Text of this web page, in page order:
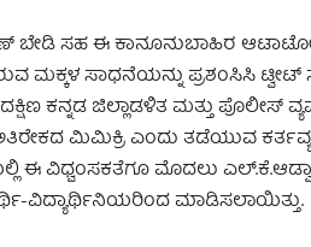
ಬೇಡಿ ಸಹ ಈ ಕಾನೂನುಬಾಹಿರ
ಮಕ್ಕಳ ಸಾಧನೆಯನ್ನು ಪ್ರಶಂಸಿಸಿ
ಕನ್ನಡ ಜಿಲ್ಲಾಡಳಿತ ಮತ್ತು ಪೊಲೀಸ್
ಮಿಮಿಕ್ರಿ ಎಂದು ತಡೆಯುವ ಕರ್ತವ್ಯ
ಈ ವಿಧ್ವಂಸಕತೆಗೂ ಮೊದಲು
ವಿದ್ಯಾರ್ಥಿನಿಯರಿಂದ ಮಾಡಿಸಲಾಯಿತ್ತು.